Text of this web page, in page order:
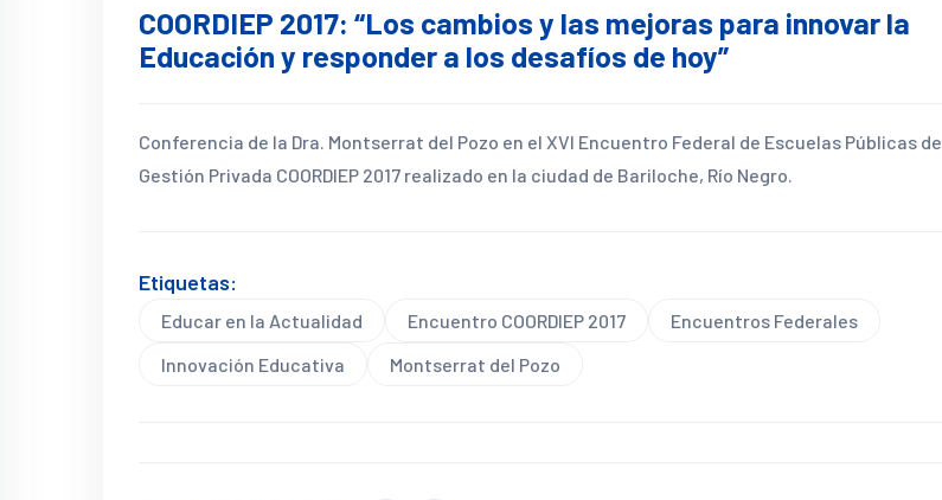
COORDIEP 2017: “Los cambios y las mejoras para innovar la
Educación y responder a los desafíos de hoy”
Conferencia de la Dra. Montserrat del Pozo en el XVI Encuentro Federal de Escuelas Públicas de
Gestión Privada COORDIEP 2017 realizado en la ciudad de Bariloche, Río Negro.
Etiquetas:
Educar en la Actualidad Encuentro COORDIEP 2017
Encuentros Federales
Innovación Educativa
Montserrat del Pozo